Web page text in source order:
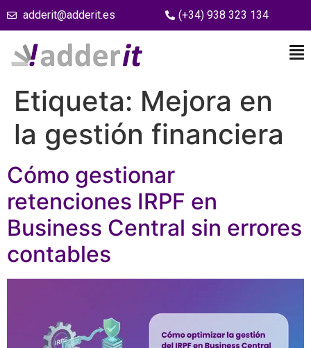
adderit@adderit.es (+34) 938 323 134
Etiqueta: Mejora en
la gestión financiera
Cómo gestionar
retenciones IRPF en
Business Central sin errores
contables